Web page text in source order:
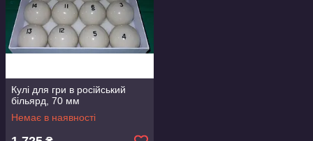
Кулі для гри в російський
більярд, 70 мм
Немає в наявності